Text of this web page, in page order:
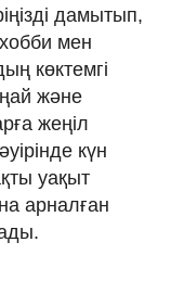
дамытып,
мен
көктемгі
және
жеңіл
күн
уақыт
арналған